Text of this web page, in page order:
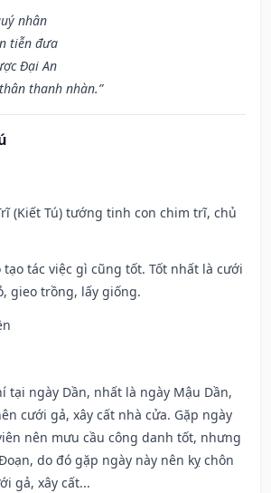
nhân
tiễn đưa
Đại An
thanh nhàn.”
(Kiết Tú) tướng tinh con chim trĩ, chủ
tạo tác việc gì cũng tốt. Tốt nhất là cưới
gieo trồng, lấy giống.
tại ngày Dần, nhất là ngày Mậu Dần,
cưới gả, xây cất nhà cửa. Gặp ngày
nên mưu cầu công danh tốt, nhưng
do đó gặp ngày này nên kỵ chôn
gả, xây cất...